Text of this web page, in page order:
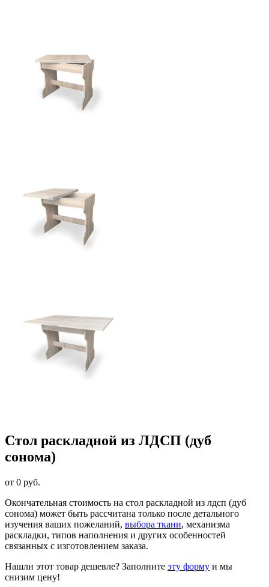
Стол раскладной из ЛДСП (дуб
сонома)
от 0 руб.
Окончательная стоимость на стол раскладной из лдсп (дуб
сонома) может быть рассчитана только после детального
изучения ваших пожеланий, выбора ткани, механизма
раскладки, типов наполнения и других особенностей
связанных с изготовлением заказа.
Нашли этот товар дешевле? Заполните эту форму и мы
снизим цену!